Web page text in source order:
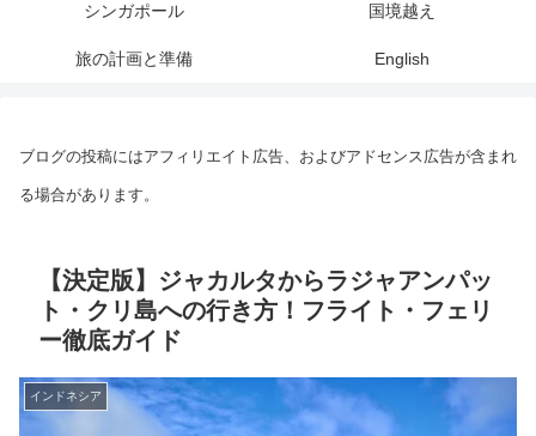
シンガポール 国境越え
旅の計画と準備 English
ブログの投稿にはアフィリエイト広告、およびアドセンス広告が含まれ
る場合があります。
【決定版】ジャカルタからラジャアンパッ
ト・クリ島への行き方！フライト・フェリ
ー徹底ガイド
インドネシア